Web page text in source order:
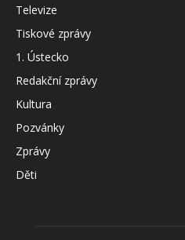
Televize
Tiskové zprávy
1. Ústecko
Redakční zprávy
Kultura
Pozvánky
Zprávy
Děti